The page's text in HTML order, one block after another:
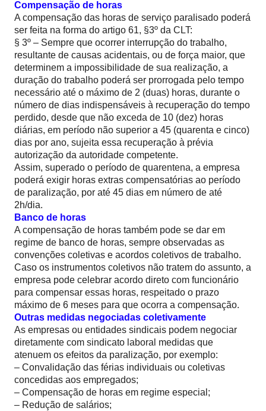
Compensação de horas
A compensação das horas de serviço paralisado poderá
ser feita na forma do artigo 61, §3º da CLT:
§ 3º – Sempre que ocorrer interrupção do trabalho,
resultante de causas acidentais, ou de força maior, que
determinem a impossibilidade de sua realização, a
duração do trabalho poderá ser prorrogada pelo tempo
necessário até o máximo de 2 (duas) horas, durante o
número de dias indispensáveis à recuperação do tempo
perdido, desde que não exceda de 10 (dez) horas
diárias, em período não superior a 45 (quarenta e cinco)
dias por ano, sujeita essa recuperação à prévia
autorização da autoridade competente.
Assim, superado o período de quarentena, a empresa
poderá exigir horas extras compensatórias ao período
de paralização, por até 45 dias em número de até
2h/dia.
Banco de horas
A compensação de horas também pode se dar em
regime de banco de horas, sempre observadas as
convenções coletivas e acordos coletivos de trabalho.
Caso os instrumentos coletivos não tratem do assunto, a
empresa pode celebrar acordo direto com funcionário
para compensar essas horas, respeitado o prazo
máximo de 6 meses para que ocorra a compensação.
Outras medidas negociadas coletivamente
As empresas ou entidades sindicais podem negociar
diretamente com sindicato laboral medidas que
atenuem os efeitos da paralização, por exemplo:
– Convalidação das férias individuais ou coletivas
concedidas aos empregados;
– Compensação de horas em regime especial;
– Redução de salários;